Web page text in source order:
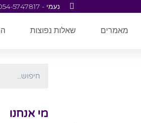
נעמי - 054-5747817
מאמרים שאלות נפוצות
מי אנחנו